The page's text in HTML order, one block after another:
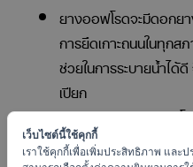
ยางออฟโรดจะมีดอกย
การยึดเกาะถนนในทุก
ช่วยในการระบายน้ำไ
เปียก
แก้มยางของยางออฟโ
ยางรถยนต์ทั่วไป เพื่อป้
เว็บไซต์นี้ใช้คุกกี้
เราใช้คุกกี้เพื่อเพิ่มประสิทธิภาพ แล